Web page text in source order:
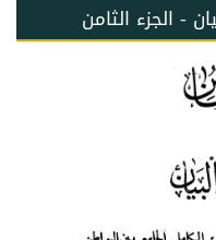
- الجزء الثامن